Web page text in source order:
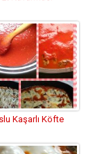
Kaşarlı Köfte